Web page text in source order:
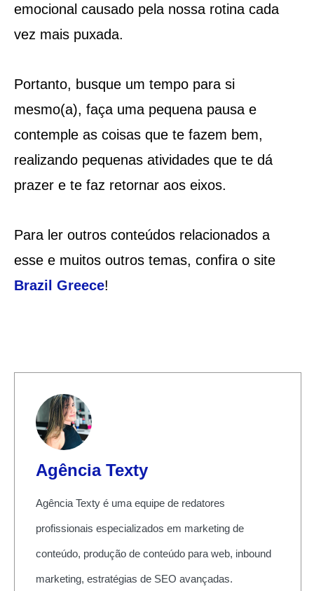
emocional causado pela nossa rotina cada
vez mais puxada.
Portanto, busque um tempo para si
mesmo(a), faça uma pequena pausa e
contemple as coisas que te fazem bem,
realizando pequenas atividades que te dá
prazer e te faz retornar aos eixos.
Para ler outros conteúdos relacionados a
esse e muitos outros temas, confira o site
Brazil Greece!
Agência Texty
Agência Texty é uma equipe de redatores
profissionais especializados em marketing de
conteúdo, produção de conteúdo para web, inbound
marketing, estratégias de SEO avançadas.